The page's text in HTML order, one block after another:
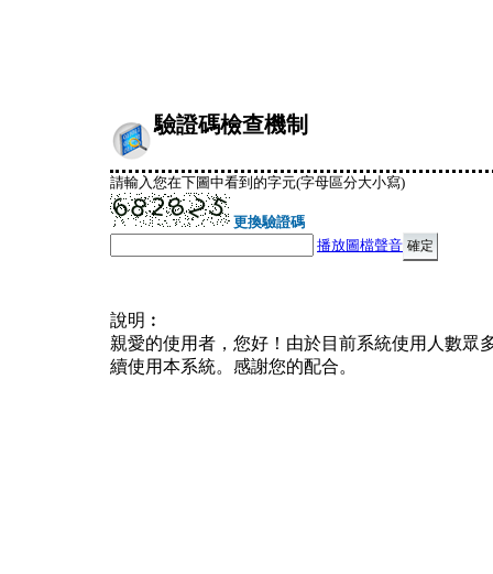
驗證碼檢查機制
請輸入您在下圖中看到的字元(字母區分大小寫)
更換驗證碼
播放圖檔聲音
說明︰
親愛的使用者，您好！由於目前系統使用人數眾
續使用本系統。感謝您的配合。